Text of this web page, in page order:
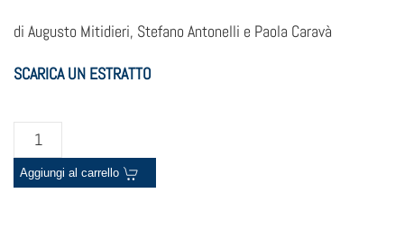
di Augusto Mitidieri, Stefano Antonelli e Paola Caravà
SCARICA UN ESTRATTO
Persone
al
centro.
Aggiungi al carrello